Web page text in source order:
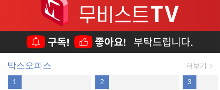
박스오피스 더보기
1 2 3